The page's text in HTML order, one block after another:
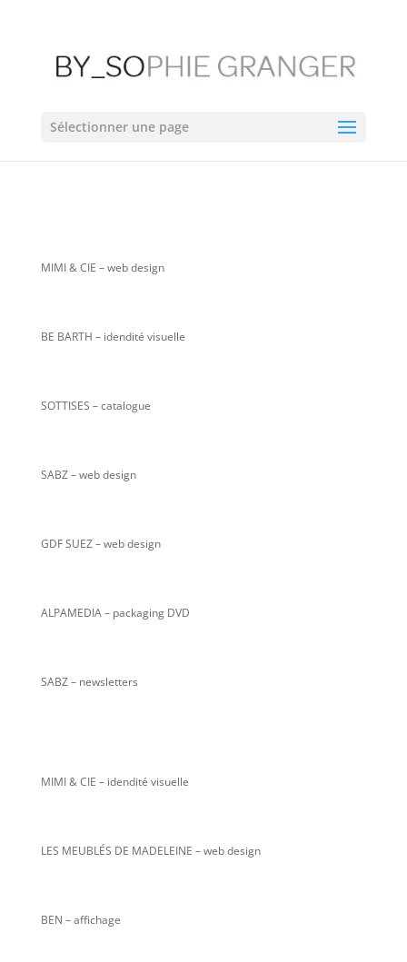
Sélectionner une page
MIMI & CIE – web design
BE BARTH – idendité visuelle
SOTTISES – catalogue
SABZ– web design
GDF SUEZ – web design
ALPAMEDIA – packaging DVD
SABZ – newsletters
MIMI & CIE – idendité visuelle
LES MEUBLÉS DE MADELEINE – web design
BEN – affichage